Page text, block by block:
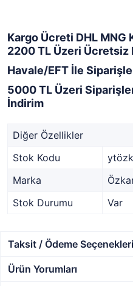
Kargo Ücreti DHL MNG
2200 TL Üzeri Ücretsiz
Havale/EFT İle
5000 TL Üzeri
İndirim
Diğer Özellikler
Stok Kodu
Marka
Stok Durumu
Var
Taksit / Ödeme Seçenekleri
Ürün Yorumları